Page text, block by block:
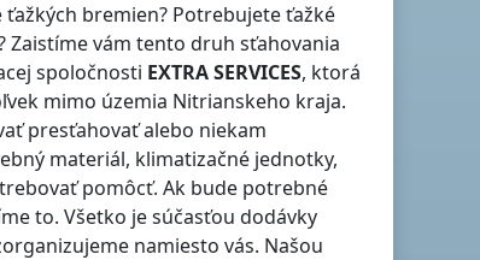
bremien? Potrebujete ťažké
vám tento druh sťahovania
spoločnosti EXTRA SERVICES, ktorá
mimo územia Nitrianskeho kraja.
presťahovať alebo niekam
materiál, klimatizačné jednotky,
pomôcť. Ak bude potrebné
to. Všetko je súčasťou dodávky
namiesto vás. Našou